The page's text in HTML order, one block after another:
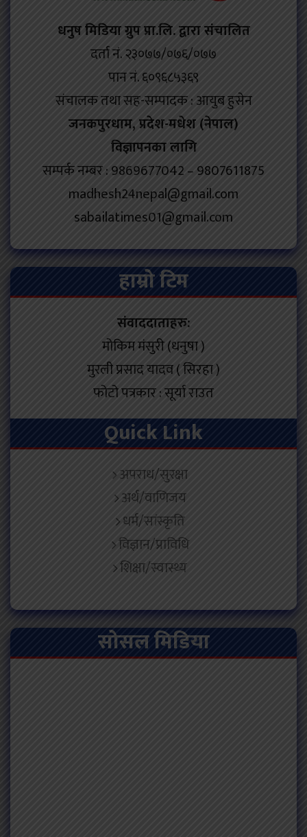
धनुष मिडिया ग्रुप प्रा.लि. द्वारा संचालित
दर्ता नं. २३०७७/०७६/०७७
पान नं. ६०९६८५३६९
संचालक तथा सह-सम्पादक : आयुब हुसेन
जनकपुरधाम, प्रदेश-मधेश (नेपाल)
विज्ञापनका लागि
सम्पर्क नम्बर : 9869677042 – 9807611875
madhesh24nepal@gmail.com
sabailatimes01@gmail.com
हाम्रो टिम
संवाददाताहरु:
मोकिम मंसुरी (धनुषा )
मुरली प्रसाद यादव ( सिरहा )
फोटो पत्रकार : सूर्या राउत
Quick Link
अपराध/सुरक्षा
अर्थ/वाणिजय
धर्म/सांस्कृति
विज्ञान/प्राविधि
शिक्षा/स्वास्थ्य
सोसल मिडिया